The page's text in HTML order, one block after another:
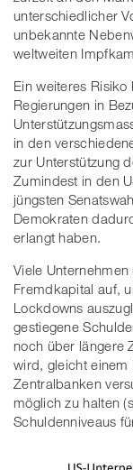
unterschiedlicher
unbekannte
weltweiten
Ein weiteres
Regierungen in
in den
zur Unterstützung
Zumindest in den
jüngsten
Demokraten
erlangt haben.
Viele
Fremdkapital auf,
Lockdowns
gestiegene
noch über längere
wird, gleicht einem
Zentralbanken
möglich zu halten
Schuldenniveaus